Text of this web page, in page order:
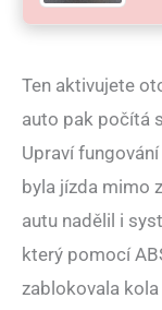
Ten aktivujete
auto pak počítá
Upraví
byla jízda mimo
autu nadělil i
který pomocí
zablokovala